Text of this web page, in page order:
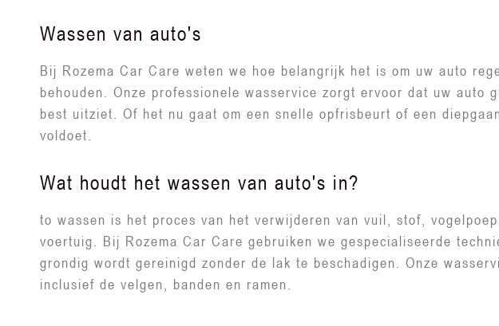
Wassen van auto's
Bij Rozema Car Care weten we hoe belangrijk het is om uw auto
behouden. Onze professionele wasservice zorgt ervoor dat uw
best uitziet. Of het nu gaat om een snelle opfrisbeurt of een
voldoet.
Wat houdt het wassen van auto's in?
to wassen is het proces van het verwijderen van vuil, stof,
voertuig. Bij Rozema Car Care gebruiken we gespecialiseerde
grondig wordt gereinigd zonder de lak te beschadigen. Onze
inclusief de velgen, banden en ramen.